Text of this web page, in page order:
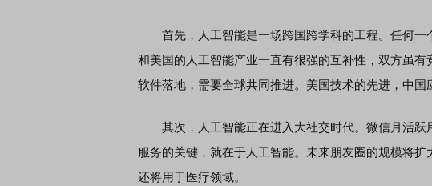
首先，人工智能是一场跨国跨学科的工程。任何一
和美国的人工智能产业一直有很强的互补性，双方虽
软件落地，需要全球共同推进。美国技术的先进，中国
其次，人工智能正在进入大社交时代。微信月活跃
服务的关键，就在于人工智能。未来朋友圈的规模将
还将用于医疗领域。